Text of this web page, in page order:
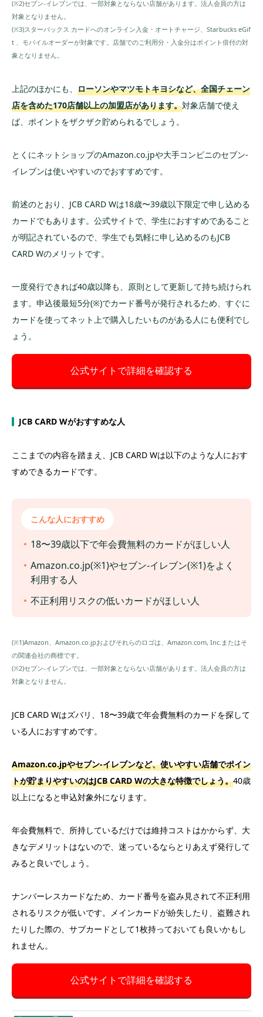
(※2)セブン-イレブンでは、一部対象とならない店舗があります。法人会員の方は
対象となりません。
(※3)スターバックス カードへのオンライン入金・オートチャージ、Starbucks eGif
t 、モバイルオーダーが対象です。店舗でのご利用分・入金分はポイント倍付の対
象となりません。
上記のほかにも、 ローソンやマツモトキヨシなど、全国チェーン
店を含めた170店舗以上の加盟店があります。対象店舗で使え
ば、ポイントをザクザク貯められるでしょう。
とくにネットショップのAmazon.co.jpや大手コンビニのセブン‐
イレブンは使いやすいのでおすすめです。
前述のとおり、JCB CARD Wは18歳〜39歳以下限定で申し込める
カードでもあります。公式サイトで、学生におすすめであること
が明記されているので、学生でも気軽に申し込めるのもJCB
CARD Wのメリットです。
一度発行できれば40歳以降も、原則として更新して持ち続けられ
ます。申込後最短5分(※)でカード番号が発行されるため、すぐに
カードを使ってネット上で購入したいものがある人にも便利でし
ょう。
公式サイトで詳細を確認する
JCB CARD Wがおすすめな人
ここまでの内容を踏まえ、JCB CARD Wは以下のような人におす
すめできるカードです。
こんな人におすすめ
18〜39歳以下で年会費無料のカードがほしい人
Amazon.co.jp(※1)やセブン‐イレブン(※1)をよく
利用する人
不正利用リスクの低いカードがほしい人
(※1)Amazon、Amazon.co.jpおよびそれらのロゴは、Amazon.com, Inc.またはそ
の関連会社の商標です。
(※2)セブン-イレブンでは、一部対象とならない店舗があります。法人会員の方は
対象となりません。
JCB CARD Wはズバリ、18〜39歳で年会費無料のカードを探して
いる人におすすめです。
Amazon.co.jpやセブン‐イレブンなど、使いやすい店舗でポイン
トが貯まりやすいのはJCB CARD Wの大きな特徴でしょう。40歳
以上になると申込対象外になります。
年会費無料で、所持しているだけでは維持コストはかからず、大
きなデメリットはないので、迷っているならとりあえず発行して
みると良いでしょう。
ナンバーレスカードなため、カード番号を盗み見されて不正利用
されるリスクが低いです。メインカードが紛失したり、盗難され
たりした際の、サブカードとして1枚持っておいても良いかもし
れません。
公式サイトで詳細を確認する